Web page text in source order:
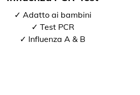
✓ Adatto ai bambini
✓ Test PCR
✓ Influenza A & B